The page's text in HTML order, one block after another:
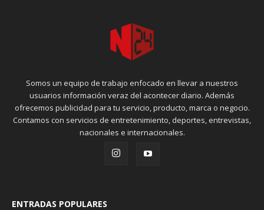
Somos un equipo de trabajo enfocado en llevar a nuestros
usuarios información veraz del acontecer diario. Además
ofrecemos publicidad para tu servicio, producto, marca o negocio.
Contamos con servicios de entretenimiento, deportes, entrevistas,
nacionales e internacionales.
ENTRADAS POPULARES